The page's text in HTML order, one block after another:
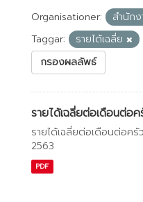
Organisationer:
สำนัก
Taggar:
รายได้เฉลี่ย
กรองผลลัพธ์
รายได้เฉลี่ยต่อเดือนต่อค
รายได้เฉลี่ยต่อเดือนต่อครั
2563
PDF